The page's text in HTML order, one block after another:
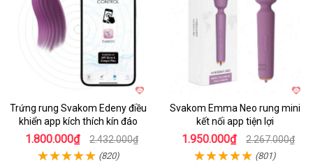
Trứng rung Svakom Edeny điều
khiển app kích thích kín đáo
1.800.000₫ 2.432.000₫
(820)
Svakom Emma Neo rung mini
kết nối app tiện lợi
1.950.000₫ 2.267.000₫
(801)